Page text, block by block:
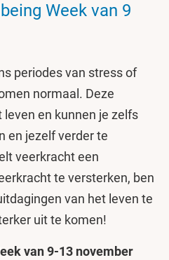
Week van 9
periodes van stress of
normaal. Deze
en kunnen je zelfs
en jezelf verder te
veerkracht een
te versterken, ben
van het leven te
uit te komen!
van 9-13 november